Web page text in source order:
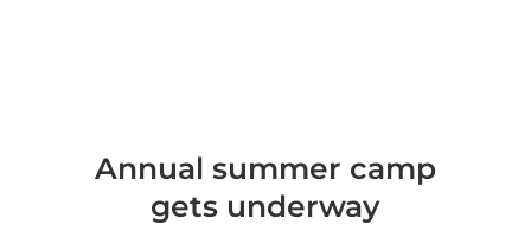
EVENTSAnnual summer camp
gets underway